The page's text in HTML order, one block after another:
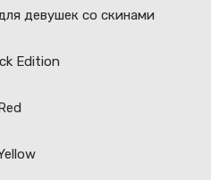
Counter-Strike 1.6 для девушек со скинами
Edition